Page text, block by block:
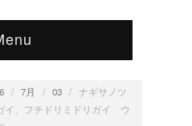
/ 7月 / 03 / ナギサノツ
イ、フチドリミドリガイ ウ